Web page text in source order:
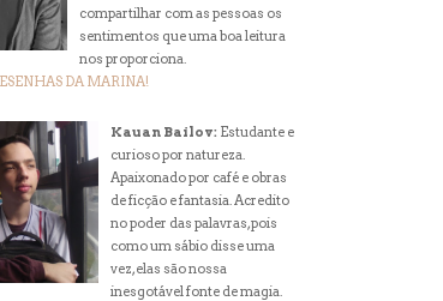
compartilhar com as pessoas os
sentimentos que uma boa leitura
nos proporciona.
DA MARINA!
Kauan Bailov: Estudante e
curioso por natureza.
Apaixonado por café e obras
de ficção e fantasia. Acredito
no poder das palavras, pois
como um sábio disse uma
vez, elas são nossa
inesgotável fonte de magia.